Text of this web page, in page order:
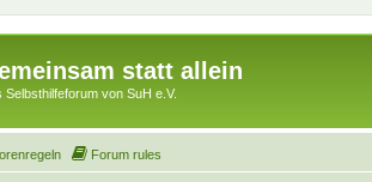
statt allein
Selbsthilfeforum von SuH e.V.
Forum rules